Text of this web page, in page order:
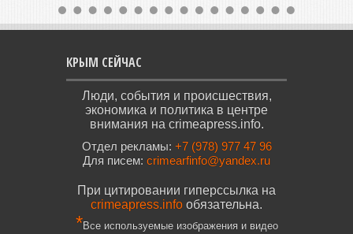
КРЫМ СЕЙЧАС
Люди, события и происшествия,
экономика и политика в центре
внимания на crimeapress.info.
Отдел рекламы: +7 (978) 977 47 96
Для писем: crimearfinfo@yandex.ru
При цитировании гиперссылка на
crimeapress.info обязательна.
*Все используемые изображения и видео